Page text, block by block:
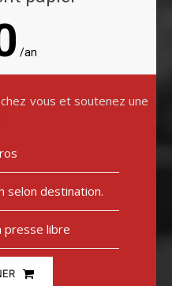
/an
vous et soutenez une
selon destination.
presse libre